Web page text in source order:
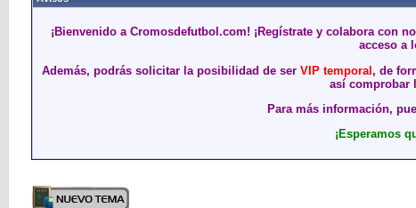
¡Bienvenido a Cromosdefutbol.com! ¡Regístrate y colabora con
acceso a
Además, podrás solicitar la posibilidad de ser VIP temporal, de
así comprobar
Para más información,
¡Esperamos